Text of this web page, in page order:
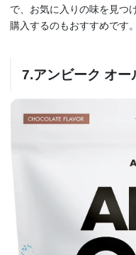
で、お気に入りの味を見つ
購入するのもおすすめです。
7.アンビーク オ